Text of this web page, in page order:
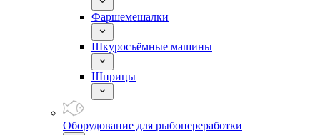
Фаршемешалки
Шкуросъёмные машины
Шприцы
Оборудование для рыбопереработки